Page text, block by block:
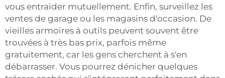
vous entraider mutuellement. Enfin, surveillez les
ventes de garage ou les magasins d'occasion. De
vieilles armoires à outils peuvent souvent être
trouvées à très bas prix, parfois même
gratuitement, car les gens cherchent à s'en
débarrasser. Vous pourrez dénicher quelques